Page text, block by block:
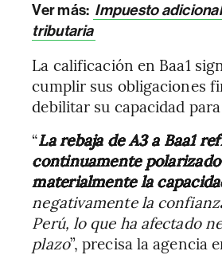
Ver más: Impuesto
tributaria
La calificación en Baa1
cumplir sus obligaciones
debilitar su capacidad
“La rebaja de A3 a Baa1
continuamente
materialmente la
negativamente la
Perú, lo que ha afectado
plazo”, precisa la agencia